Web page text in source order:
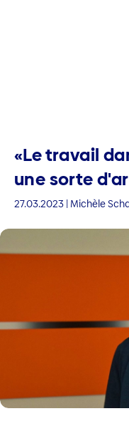
«Le travail
une sorte
27.03.2023 | Michèle